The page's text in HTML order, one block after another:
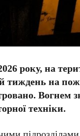
року, на
тиждень на
техніки.